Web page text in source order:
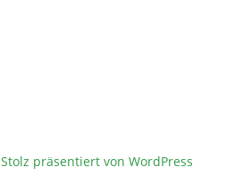
Stolz präsentiert von WordPress